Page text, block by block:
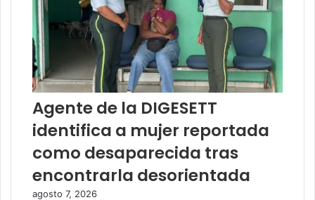
Agente de la DIGESETT
identifica a mujer reportada
como desaparecida tras
encontrarla desorientada
agosto 7, 2026